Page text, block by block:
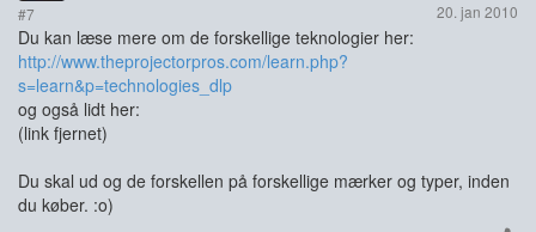
#7 20. jan 2010
Du kan læse mere om de forskellige teknologier her:
http://www.theprojectorpros.com/learn.php?
s=learn&p=technologies_dlp
og også lidt her:
(link fjernet)
Du skal ud og de forskellen på forskellige mærker og typer, inden
du køber. :o)